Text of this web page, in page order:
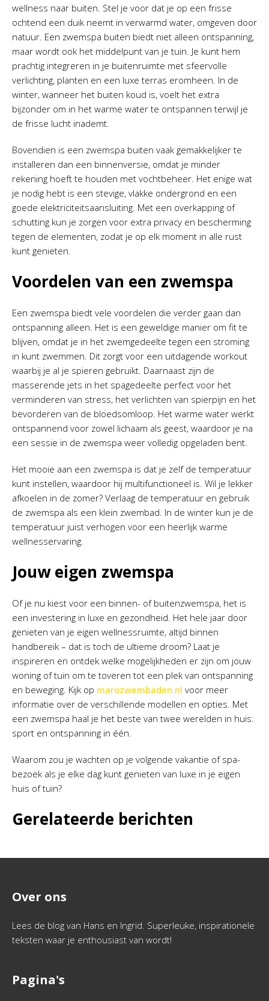
wellness naar buiten. Stel je voor dat je op een frisse
ochtend een duik neemt in verwarmd water, omgeven door
natuur. Een zwemspa buiten biedt niet alleen ontspanning,
maar wordt ook het middelpunt van je tuin. Je kunt hem
prachtig integreren in je buitenruimte met sfeervolle
verlichting, planten en een luxe terras eromheen. In de
winter, wanneer het buiten koud is, voelt het extra
bijzonder om in het warme water te ontspannen terwijl je
de frisse lucht inademt.
Bovendien is een zwemspa buiten vaak gemakkelijker te
installeren dan een binnenversie, omdat je minder
rekening hoeft te houden met vochtbeheer. Het enige wat
je nodig hebt is een stevige, vlakke ondergrond en een
goede elektriciteitsaansluiting. Met een overkapping of
schutting kun je zorgen voor extra privacy en bescherming
tegen de elementen, zodat je op elk moment in alle rust
kunt genieten.
Voordelen van een zwemspa
Een zwemspa biedt vele voordelen die verder gaan dan
ontspanning alleen. Het is een geweldige manier om fit te
blijven, omdat je in het zwemgedeelte tegen een stroming
in kunt zwemmen. Dit zorgt voor een uitdagende workout
waarbij je al je spieren gebruikt. Daarnaast zijn de
masserende jets in het spagedeelte perfect voor het
verminderen van stress, het verlichten van spierpijn en het
bevorderen van de bloedsomloop. Het warme water werkt
ontspannend voor zowel lichaam als geest, waardoor je na
een sessie in de zwemspa weer volledig opgeladen bent.
Het mooie aan een zwemspa is dat je zelf de temperatuur
kunt instellen, waardoor hij multifunctioneel is. Wil je lekker
afkoelen in de zomer? Verlaag de temperatuur en gebruik
de zwemspa als een klein zwembad. In de winter kun je de
temperatuur juist verhogen voor een heerlijk warme
wellnesservaring.
Jouw eigen zwemspa
Of je nu kiest voor een binnen- of buitenzwemspa, het is
een investering in luxe en gezondheid. Het hele jaar door
genieten van je eigen wellnessruimte, altijd binnen
handbereik – dat is toch de ultieme droom? Laat je
inspireren en ontdek welke mogelijkheden er zijn om jouw
woning of tuin om te toveren tot een plek van ontspanning
en beweging. Kijk op marozwembaden.nl voor meer
informatie over de verschillende modellen en opties. Met
een zwemspa haal je het beste van twee werelden in huis:
sport en ontspanning in één.
Waarom zou je wachten op je volgende vakantie of spa-
bezoek als je elke dag kunt genieten van luxe in je eigen
huis of tuin?
Gerelateerde berichten
Over ons
Lees de blog van Hans en Ingrid. Superleuke, inspirationele
teksten waar je enthousiast van wordt!
Pagina's